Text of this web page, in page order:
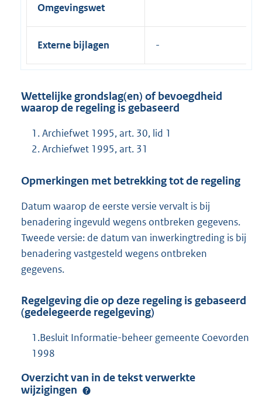
Omgevingswet
Externe bijlagen
Wettelijke grondslag(en) of bevoegdheid
waarop de regeling is gebaseerd
Archiefwet 1995, art. 30, lid 1
Archiefwet 1995, art. 31
Opmerkingen met betrekking tot de regeling
Datum waarop de eerste versie vervalt is bij
benadering ingevuld wegens ontbreken gegevens.
Tweede versie: de datum van inwerkingtreding is bij
benadering vastgesteld wegens ontbreken
gegevens.
Regelgeving die op deze regeling is gebaseerd
(gedelegeerde regelgeving)
1.Besluit Informatie-beheer gemeente Coevorden
1998
Overzicht van in de tekst verwerkte
wijzigingen